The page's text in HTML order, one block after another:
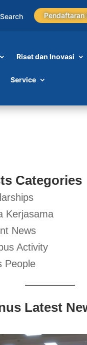
Search Pendaftaran
Riset dan Inovasi
Service
Categories
Kerjasama
News
Activity
People
Latest